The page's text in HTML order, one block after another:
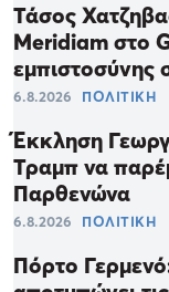
Τάσος
Meridiam στο
εμπιστοσύνης
6.8.2026 ΠΟΛΙΤΙΚΗ
Έκκληση
Τραμπ να
Παρθενώνα
6.8.2026 ΠΟΛΙΤΙΚΗ
Πόρτο